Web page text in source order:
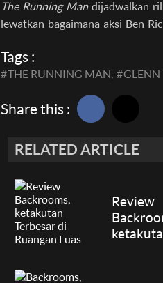
The Running Mandijadwalkan
lewatkan bagaimana aksi Ben
Tags :
#THE RUNNING MAN, #GLENN
Share this :
RELATED ARTICLE
Review